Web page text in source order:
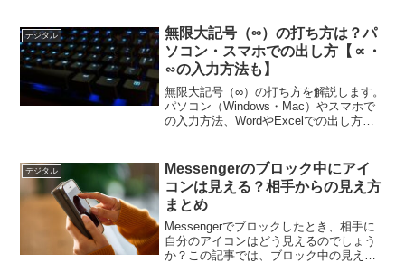
デジタル
無限大記号（∞）の打ち方は？パ
ソコン・スマホでの出し方【∝・
∽の入力方法も】
無限大記号（∞）の打ち方を解説します。
パソコン（Windows・Mac）やスマホで
の入力方法、WordやExcelでの出し方、
もまとめて解説します。
デジタル
Messengerのブロック中にアイ
コンは見える？相手からの見え方
まとめ
Messengerでブロックしたとき、相手に
自分のアイコンはどう見えるのでしょう
か？この記事では、ブロック中の見え